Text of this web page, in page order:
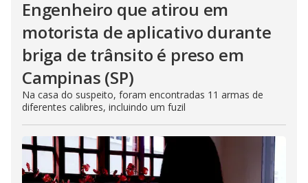
Engenheiro que atirou em
motorista de aplicativo durante
briga de trânsito é preso em
Campinas (SP)
Na casa do suspeito, foram encontradas 11 armas de
diferentes calibres, incluindo um fuzil